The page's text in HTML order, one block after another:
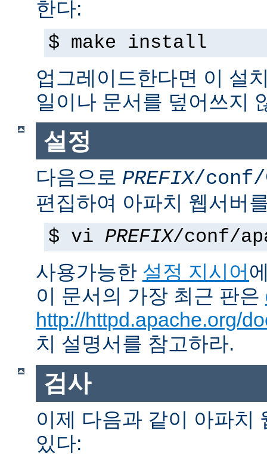
한다:
$ make install
업그레이드한다면 이 설
일이나 문서를 덮어쓰지
설정
다음으로 PREFIX/conf/
편집하여 아파치 웹서버
$ vi PREFIX/conf/
사용가능한 설정 지시어
이 문서의 가장 최근 판은
http://httpd.apache.org/
치 설명서를 참고하라.
검사
이제 다음과 같이 아파치
있다: